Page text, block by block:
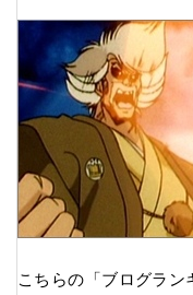
こちらの「ブログラ